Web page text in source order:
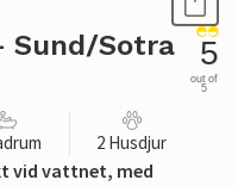
Sund/Sotra
5
out of
5
2 Husdjur
vid vattnet, med